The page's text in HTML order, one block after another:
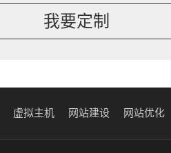
我要定制
虚拟主机 网站建设 网站优化